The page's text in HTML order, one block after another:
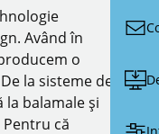
Având în
o
la sisteme de
la balamale și
că